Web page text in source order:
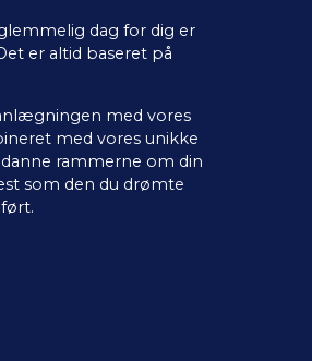
dag for dig er
er altid baseret på
med vores
med vores unikke
rammerne om din
som den du drømte